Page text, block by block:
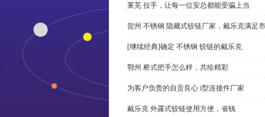
莱芜 拉手，让每一位安总都能受骗上当
贺州 不锈钢 隐藏式铰链厂家，戴乐克满足
[继续经典]确定 不锈钢 铰链的戴乐克
鄂州 桥式把手怎么样，共绘精彩
为客户负责的自贡良心 i型连接件厂家
戴乐克 外露式铰链使用方便，省钱